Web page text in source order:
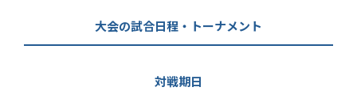
大会の試合日程・トーナメント
対戦期日